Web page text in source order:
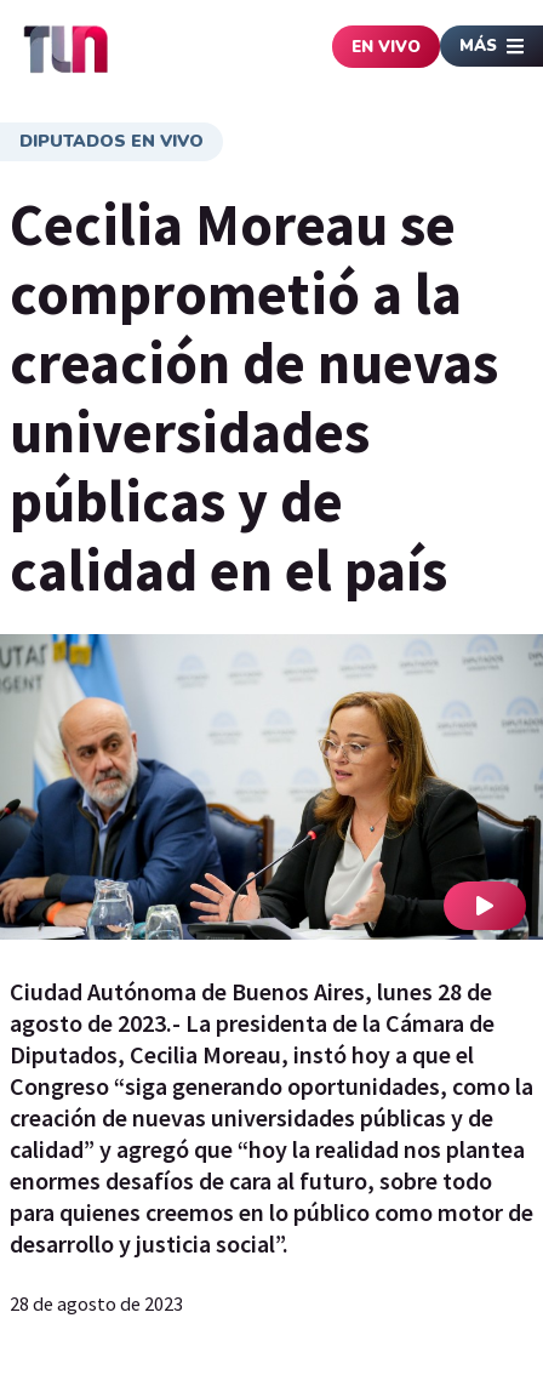
EN VIVO MÁS
DIPUTADOS EN VIVO
Cecilia Moreau se
comprometió a la
creación de nuevas
universidades
públicas y de
calidad en el país
Ciudad Autónoma de Buenos Aires, lunes 28 de
agosto de 2023.- La presidenta de la Cámara de
Diputados, Cecilia Moreau, instó hoy a que el
Congreso “siga generando oportunidades, como la
creación de nuevas universidades públicas y de
calidad” y agregó que “hoy la realidad nos plantea
enormes desafíos de cara al futuro, sobre todo
para quienes creemos en lo público como motor de
desarrollo y justicia social”.
28 de agosto de 2023